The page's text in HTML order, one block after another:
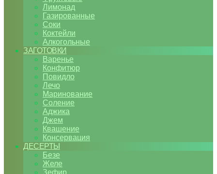
Лимонад
Газированные
Соки
Коктейли
Алкогольные
ЗАГОТОВКИ
Варенье
Конфитюр
Повидло
Лечо
Маринование
Соление
Аджика
Джем
Квашение
Консервация
ДЕСЕРТЫ
Безе
Желе
Зефир